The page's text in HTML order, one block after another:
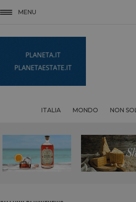
MENU
ITALIA MONDO NON